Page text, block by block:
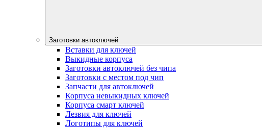
Заготовки автоключей
Вставки для ключей
Выкидные корпуса
Заготовки автоключей без чипа
Заготовки с местом под чип
Запчасти для автоключей
Корпуса невыкидных ключей
Корпуса смарт ключей
Лезвия для ключей
Логотипы для ключей